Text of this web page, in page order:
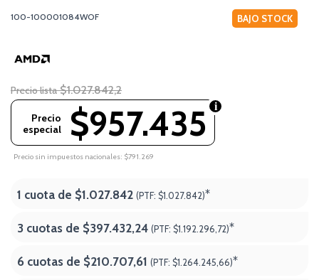
100-100001084WOF BAJO STOCK
Precio lista $1.027.842,2
$957.435
Precio
especial
Precio sin impuestos nacionales: $791.269
1 cuota de $1.027.842 (PTF: $1.027.842)*
3 cuotas de $397.432,24 (PTF: $1.192.296,72)*
6 cuotas de $210.707,61 (PTF: $1.264.245,66)*